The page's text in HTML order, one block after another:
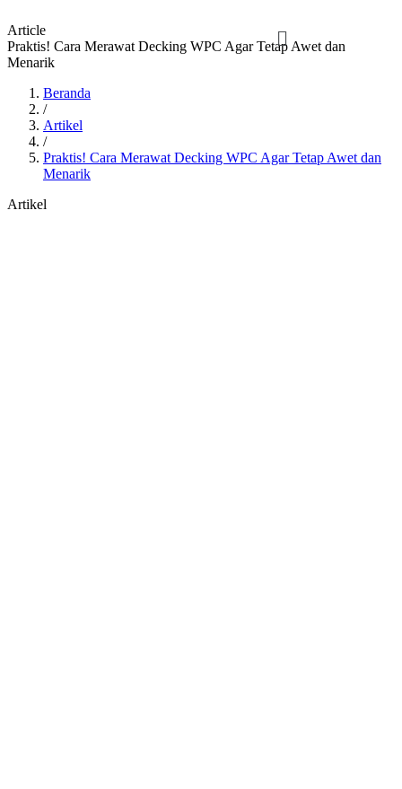
Article
Praktis! Cara Merawat Decking WPC Agar Tetap Awet dan
Menarik
Beranda
/
Artikel
/
Praktis! Cara Merawat Decking WPC Agar Tetap Awet dan
Menarik
Artikel